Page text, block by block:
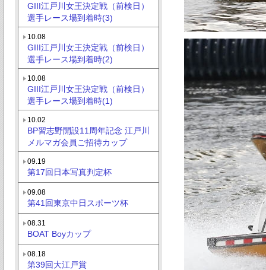
GIII江戸川女王決定戦（前検日）
選手レース場到着時(3)
10.08
GIII江戸川女王決定戦（前検日）
選手レース場到着時(2)
10.08
GIII江戸川女王決定戦（前検日）
選手レース場到着時(1)
10.02
BP習志野開設11周年記念 江戸川
メルマガ会員ご招待カップ
09.19
第17回日本写真判定杯
09.08
第41回東京中日スポーツ杯
08.31
BOAT Boyカップ
08.18
第39回大江戸賞